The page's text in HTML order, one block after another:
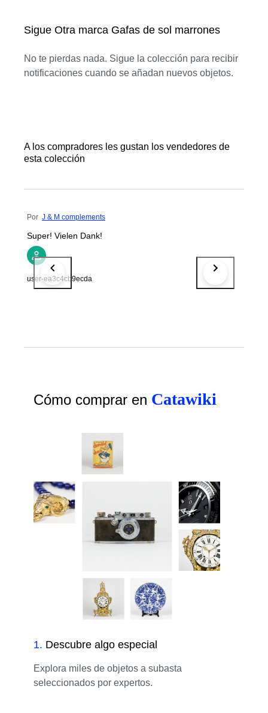
Sigue Otra marca Gafas de sol marrones
No te pierdas nada. Sigue la colección para recibir
notificaciones cuando se añadan nuevos objetos.
A los compradores les gustan los vendedores de
esta colección
Por J & M complements
Super! Vielen Dank!
user-ea3c4cb9ecda
Cómo comprar en Catawiki
1. Descubre algo especial
Explora miles de objetos a subasta
seleccionados por expertos.